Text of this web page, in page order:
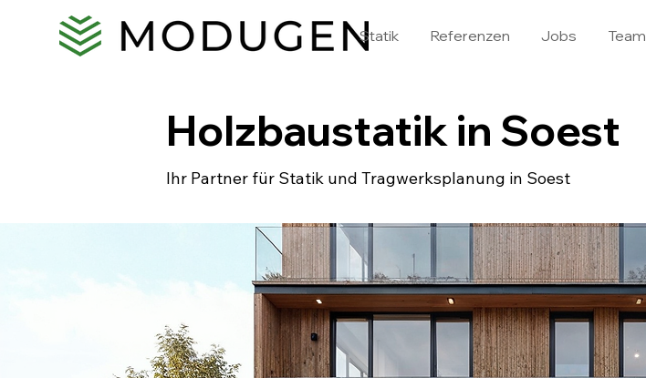
Statik Referenzen Jobs Team
Holzbaustatik in Soest
Ihr Partner für Statik und Tragwerksplanung in Soest